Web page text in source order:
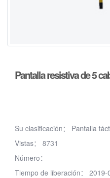
Pantalla resistiva de 5
Su clasificación： Pantalla
Vistas： 8731
Número：
Tiempo de liberación： 2019-